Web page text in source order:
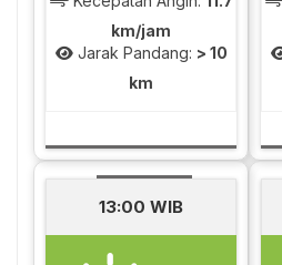
km/jam
Jarak Pandang: > 10
km
13:00 WIB